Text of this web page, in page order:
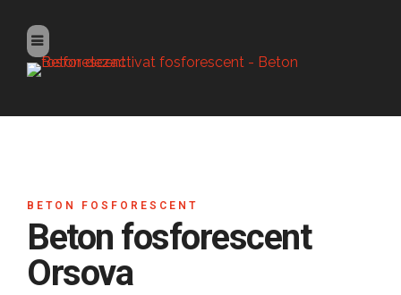
BETON FOSFORESCENT
Beton fosforescent
Orsova